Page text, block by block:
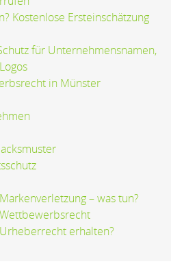
Kostenlose Ersteinschätzung
für Unternehmensnamen,
in Münster
– was tun?
erhalten?